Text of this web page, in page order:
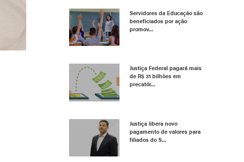
Servidores da Educação são
beneficiados por ação
promov...
Justiça Federal pagará mais
de R$ 31 bilhões em
precatór...
Justiça libera novo
pagamento de valores para
filiados do S...